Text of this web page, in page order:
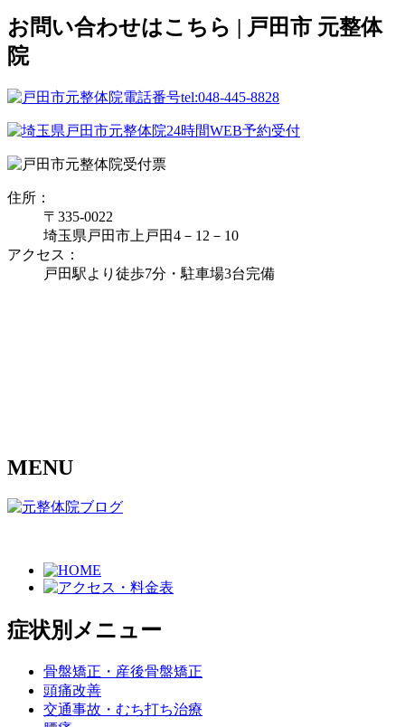
お問い合わせはこちら | 戸田市 元整体
院
住所：
〒335‐0022
埼玉県戸田市上戸田4－12－10
アクセス：
戸田駅より徒歩7分・駐車場3台完備
MENU
症状別メニュー
骨盤矯正・産後骨盤矯正
頭痛改善
交通事故・むち打ち治療